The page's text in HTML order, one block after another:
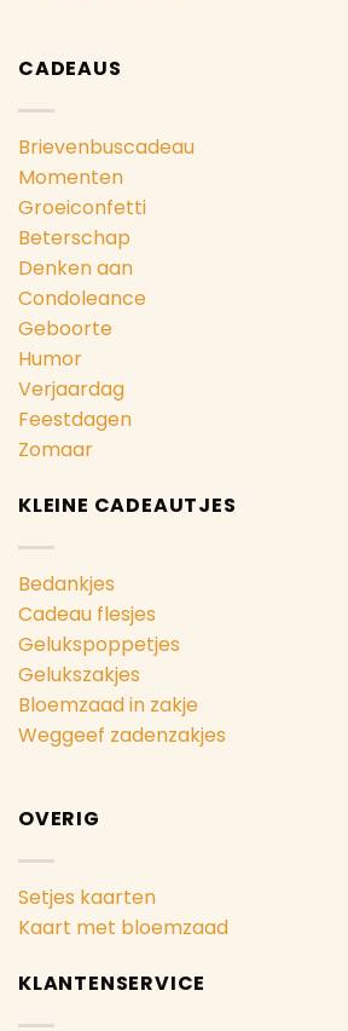
CADEAUS
Brievenbuscadeau
Momenten
Groeiconfetti
Beterschap
Denken aan
Condoleance
Geboorte
Humor
Verjaardag
Feestdagen
Zomaar
KLEINE CADEAUTJES
Bedankjes
Cadeau flesjes
Gelukspoppetjes
Gelukszakjes
Bloemzaad in zakje
Weggeef zadenzakjes
OVERIG
Setjes kaarten
Kaart met bloemzaad
KLANTENSERVICE